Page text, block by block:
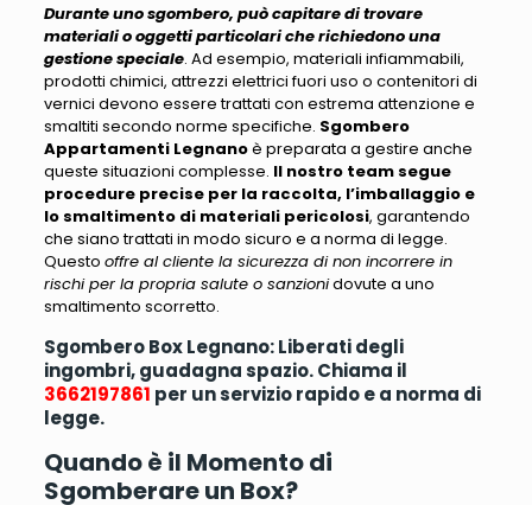
Durante uno sgombero, può capitare di trovare
materiali o oggetti particolari che richiedono una
gestione speciale. Ad esempio, materiali infiammabili,
prodotti chimici, attrezzi elettrici fuori uso o contenitori di
vernici devono essere trattati con estrema attenzione e
smaltiti secondo norme specifiche. Sgombero
Appartamenti Legnanoè preparata a gestire anche
queste situazioni complesse. Il nostro team segue
procedure precise per la raccolta, l’imballaggio e
lo smaltimento di materiali pericolosi, garantendo
che siano trattati in modo sicuro e a norma di legge.
Questo offre al cliente la sicurezza di non incorrere in
rischi per la propria salute o sanzionidovute a uno
smaltimento scorretto.
Sgombero Box Legnano: Liberati degli
ingombri, guadagna spazio. Chiama il
3662197861 per un servizio rapido e a norma di
legge.
Quando è il Momento di
Sgomberare un Box?